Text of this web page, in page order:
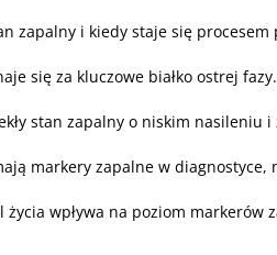
zapalny i kiedy staje się
się za kluczowe białko ostrej fazy.
stan zapalny o niskim nasileniu
markery zapalne w
życia wpływa na poziom markerów